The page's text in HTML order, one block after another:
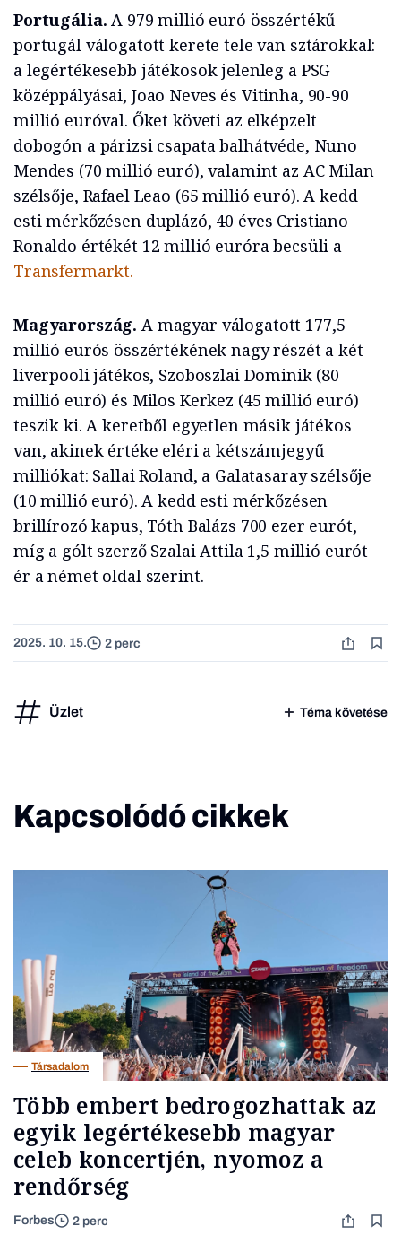
Portugália. A 979 millió euró összértékű
portugál válogatott kerete tele van sztárokkal:
a legértékesebb játékosok jelenleg a PSG
középpályásai, Joao Neves és Vitinha, 90-90
millió euróval. Őket követi az elképzelt
dobogón a párizsi csapata balhátvéde, Nuno
Mendes (70 millió euró), valamint az AC Milan
szélsője, Rafael Leao (65 millió euró). A kedd
esti mérkőzésen duplázó, 40 éves Cristiano
Ronaldo értékét 12 millió euróra becsüli a
Transfermarkt.
Magyarország. A magyar válogatott 177,5
millió eurós összértékének nagy részét a két
liverpooli játékos, Szoboszlai Dominik (80
millió euró) és Milos Kerkez (45 millió euró)
teszik ki. A keretből egyetlen másik játékos
van, akinek értéke eléri a kétszámjegyű
milliókat: Sallai Roland, a Galatasaray szélsője
(10 millió euró). A kedd esti mérkőzésen
brillírozó kapus, Tóth Balázs 700 ezer eurót,
míg a gólt szerző Szalai Attila 1,5 millió eurót
ér a német oldal szerint.
2025. 10. 15. 2 perc
Üzlet Téma követése
Kapcsolódó cikkek
Társadalom
Több embert bedrogozhattak az
egyik legértékesebb magyar
celeb koncertjén, nyomoz a
rendőrség
Forbes 2 perc